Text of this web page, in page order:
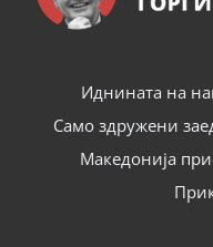
Иднината на
Само здружени
Македонија